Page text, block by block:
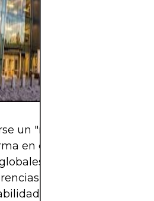
un "reemplazo" de MT4,
en que los operadores
A continuación, se
entre MetaTrader 4 y
rendimiento y